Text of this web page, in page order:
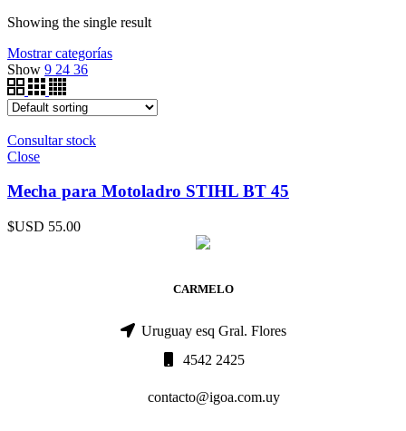
Showing the single result
Mostrar categorías
Show 9 24 36
Consultar stock
Close
Mecha para Motoladro STIHL BT 45
$USD 55.00
CARMELO
Uruguay esq Gral. Flores
4542 2425
contacto@igoa.com.uy